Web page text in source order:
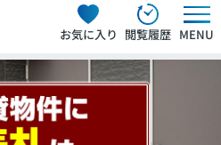
お気に入り 閲覧履歴 MENU